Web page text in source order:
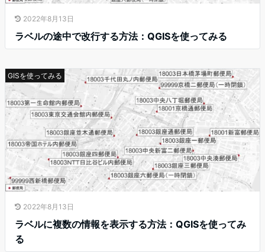
2022年8月13日
ラベルの途中で改行する方法：QGISを使ってみる
GISを使ってみる
2022年8月13日
ラベルに複数の情報を表示する方法：QGISを使ってみ
る